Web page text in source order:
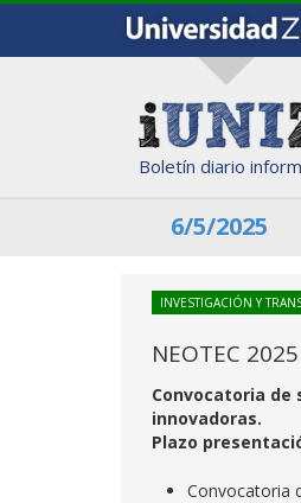
Boletín diario
6/5/2025
INVESTIGACIÓN Y
NEOTEC
Convocatoria de
innovadoras.
Plazo
Convocatoria